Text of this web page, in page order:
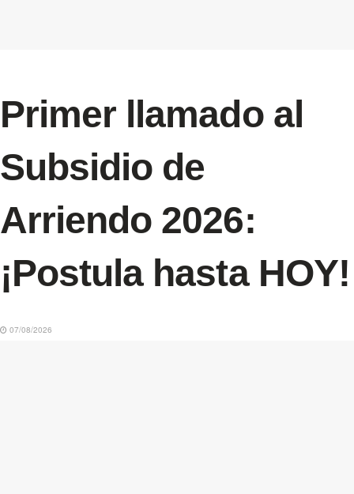
Primer llamado al
Subsidio de
Arriendo 2026:
¡Postula hasta HOY!
07/08/2026